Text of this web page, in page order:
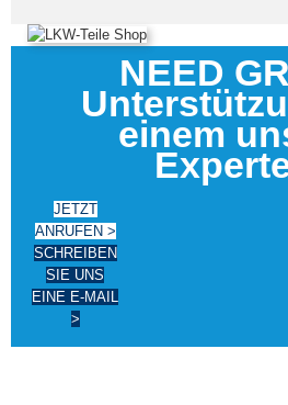
NEED
einem
JETZT
ANRUFEN >
SCHREIBEN
SIE UNS
EINE E-MAIL
>